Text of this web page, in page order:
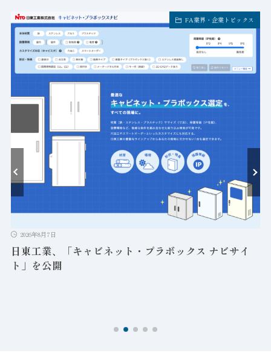
FA業界・企業トピックス
2026年8月7日
日東工業、「キャビネット・プラボックス ナビサイ
ト」を公開